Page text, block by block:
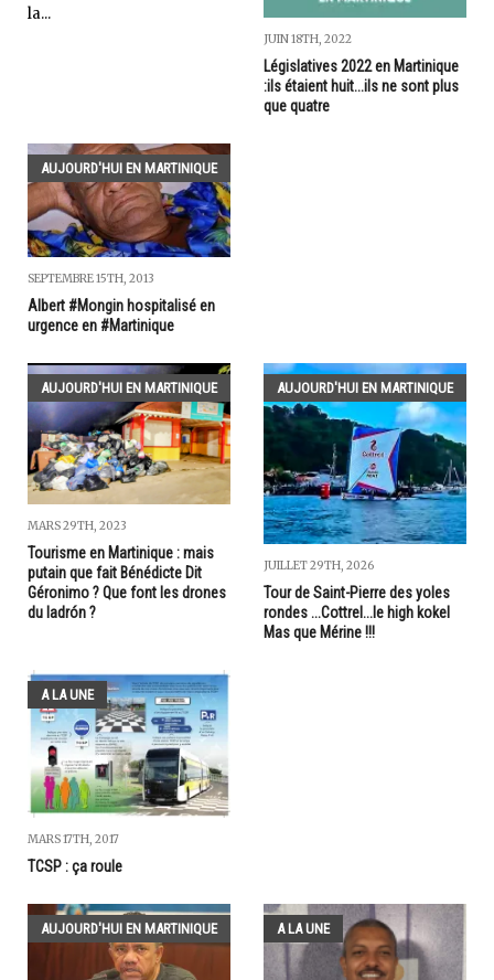
la...
JUIN 18TH, 2022
Législatives 2022 en Martinique
:ils étaient huit...ils ne sont plus
que quatre
AUJOURD'HUI EN MARTINIQUE
SEPTEMBRE 15TH, 2013
Albert #Mongin hospitalisé en
urgence en #Martinique
AUJOURD'HUI EN MARTINIQUE
MARS 29TH, 2023
Tourisme en Martinique : mais
putain que fait Bénédicte Dit
Géronimo ? Que font les drones
du ladrón ?
AUJOURD'HUI EN MARTINIQUE
JUILLET 29TH, 2026
Tour de Saint-Pierre des yoles
rondes ...Cottrel...le high kokel
Mas que Mérine !!!
A LA UNE
MARS 17TH, 2017
TCSP : ça roule
AUJOURD'HUI EN MARTINIQUE A LA UNE